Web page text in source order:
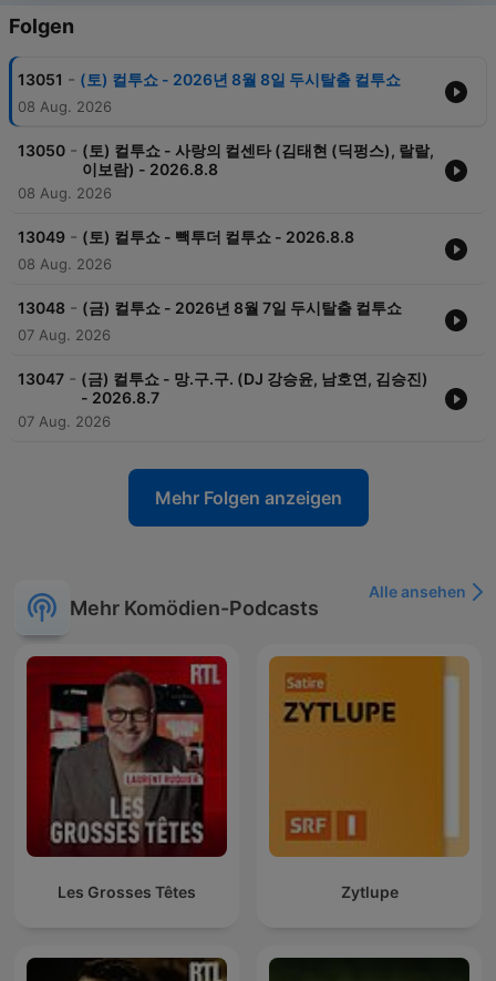
Folgen
13051 - (토) 컬투쇼 - 2026년 8월 8일 두시탈출 컬투쇼
08 Aug. 2026
13050 - (토) 컬투쇼 - 사랑의 컬센타 (김태현 (딕펑스), 랄랄,
이보람) - 2026.8.8
08 Aug. 2026
13049 - (토) 컬투쇼 - 빽투더 컬투쇼 - 2026.8.8
08 Aug. 2026
13048 - (금) 컬투쇼 - 2026년 8월 7일 두시탈출 컬투쇼
07 Aug. 2026
13047 - (금) 컬투쇼 - 망.구.구. (DJ 강승윤, 남호연, 김승진)
- 2026.8.7
07 Aug. 2026
Mehr Folgen anzeigen
Mehr Komödien-Podcasts
Alle ansehen
Les Grosses Têtes Zytlupe